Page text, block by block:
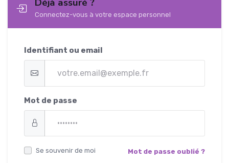
Connectez-vous à votre espace personnel
Identifiant ou email
Mot de passe
Se souvenir de moi Mot de passe oublié ?